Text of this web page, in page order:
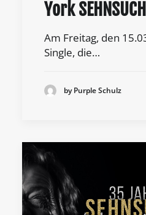
York
Am Freitag, den
Single, die…
by Purple Schulz